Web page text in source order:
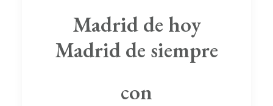
Madrid de hoy
Madrid de siempre
con